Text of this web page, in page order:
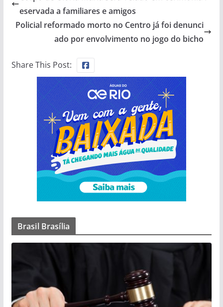
eservada a familiares e amigos
Policial reformado morto no Centro já foi denunci
ado por envolvimento no jogo do bicho
Share This Post:
Brasil Brasília